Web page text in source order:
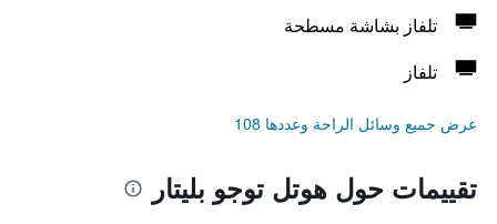
تلفاز بشاشة مسطحة
تلفاز
عرض جميع وسائل الراحة وعددها 108
تقييمات حول هوتل توجو بليتار